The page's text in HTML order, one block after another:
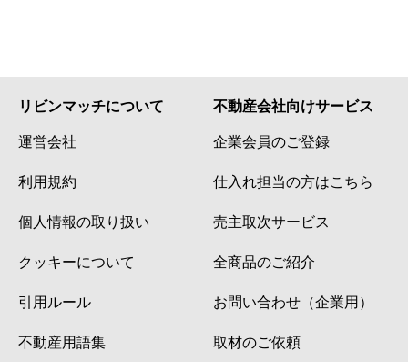
リビンマッチについて
運営会社
利用規約
個人情報の取り扱い
クッキーについて
引用ルール
不動産用語集
不動産会社向けサービス
企業会員のご登録
仕入れ担当の方はこちら
売主取次サービス
全商品のご紹介
お問い合わせ（企業用）
取材のご依頼